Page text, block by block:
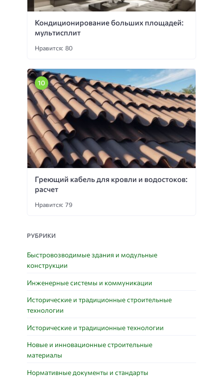
Кондиционирование больших площадей:
мультисплит
Нравится: 80
Греющий кабель для кровли и водостоков:
расчет
Нравится: 79
РУБРИКИ
Быстровозводимые здания и модульные
конструкции
Инженерные системы и коммуникации
Исторические и традиционные строительные
технологии
Исторические и традиционные технологии
Новые и инновационные строительные
материалы
Нормативные документы и стандарты